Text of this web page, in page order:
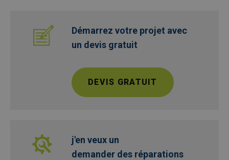
Afbeelding
Démarrez votre projet avec
un devis gratuit
DEVIS GRATUIT
Afbeelding
j'en veux un
demander des réparations